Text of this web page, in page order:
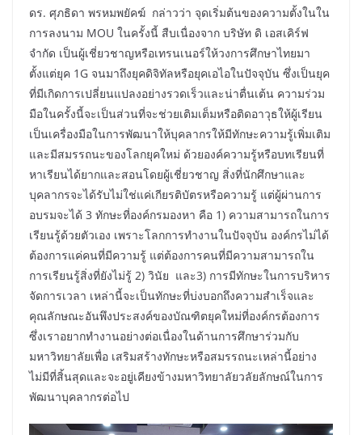
ดร. ศุภธิดา พรหมพยัคฆ์ กล่าวว่า จุดเริ่มต้นของความตั้งในใน
การลงนาม MOU ในครั้งนี้ สืบเนื่องจาก บริษัท ดิ เอสเคิร์ฟ
จำกัด เป็นผู้เชี่ยวชาญหรือเทรนเนอร์ให้วงการศึกษาไทยมา
ตั้งแต่ยุค 1G จนมาถึงยุคดิจิทัลหรือยุคเอไอในปัจจุบัน ซึ่งเป็นยุค
ที่มีเกิดการเปลี่ยนแปลงอย่างรวดเร็วและน่าตื่นเต้น ความร่วม
มือในครั้งนี้จะเป็นส่วนที่จะช่วยเติมเต็มหรือติดอาวุธให้ผู้เรียน
เป็นเครื่องมือในการพัฒนาให้บุคลากรให้มีทักษะความรู้เพิ่มเติม
และมีสมรรถนะของโลกยุคใหม่ ด้วยองค์ความรู้หรือบทเรียนที่
หาเรียนได้ยากและสอนโดยผู้เชี่ยวชาญ สิ่งที่นักศึกษาและ
บุคลากรจะได้รับไม่ใช่แค่เกียรติบัตรหรือความรู้ แต่ผู้ผ่านการ
อบรมจะได้ 3 ทักษะที่องค์กรมองหา คือ 1) ความสามารถในการ
เรียนรู้ด้วยตัวเอง เพราะโลกการทำงานในปัจจุบัน องค์กรไม่ได้
ต้องการแค่คนที่มีความรู้ แต่ต้องการคนที่มีความสามารถใน
การเรียนรู้สิ่งที่ยังไม่รู้ 2) วินัย และ3) การมีทักษะในการบริหาร
จัดการเวลา เหล่านี้จะเป็นทักษะที่บ่งบอกถึงความสำเร็จและ
คุณลักษณะอันพึงประสงค์ของบัณฑิตยุคใหม่ที่องค์กรต้องการ
ซึ่งเราอยากทำงานอย่างต่อเนื่องในด้านการศึกษาร่วมกับ
มหาวิทยาลัยเพื่อ เสริมสร้างทักษะหรือสมรรถนะเหล่านี้อย่าง
ไม่มีที่สิ้นสุดและจะอยู่เคียงข้างมหาวิทยาลัยวลัยลักษณ์ในการ
พัฒนาบุคลากรต่อไป